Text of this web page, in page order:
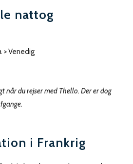
nattog
> Venedig
når du rejser med Thello. Der er dog
i Frankrig